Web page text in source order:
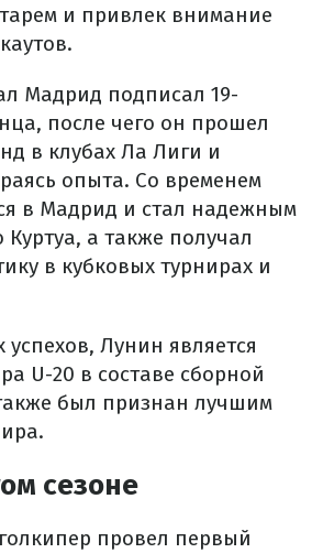
и привлек внимание
Мадрид подписал 19-
после чего он прошел
в клубах Ла Лиги и
опыта. Со временем
в Мадрид и стал надежным
а также получал
в кубковых турнирах и
успехов, Лунин является
U-20 в составе сборной
был признан лучшим
сезоне
провел первый